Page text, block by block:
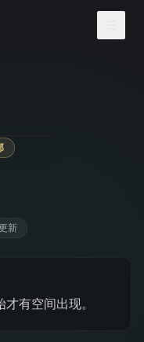
新
有空间出现。